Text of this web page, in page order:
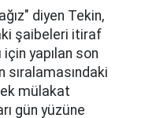
diyen Tekin,
şaibeleri itiraf
yapılan son
mülakat
gün yüzüne